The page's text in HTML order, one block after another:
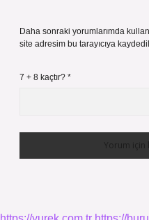
Daha sonraki yorumlarımda
site adresim bu tarayıcıya
7 + 8 kaçtır? *